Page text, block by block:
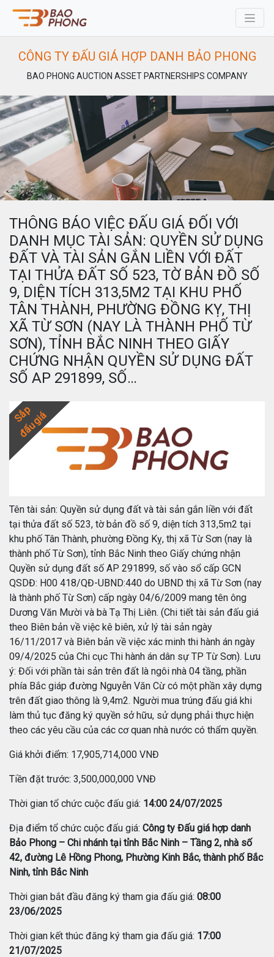
CÔNG TY ĐẤU GIÁ HỢP DANH BẢO PHONG
BAO PHONG AUCTION ASSET PARTNERSHIPS COMPANY
THÔNG BÁO VIỆC ĐẤU GIÁ ĐỐI VỚI
DANH MỤC TÀI SẢN: QUYỀN SỬ DỤNG
ĐẤT VÀ TÀI SẢN GẮN LIỀN VỚI ĐẤT
TẠI THỬA ĐẤT SỐ 523, TỜ BẢN ĐỒ SỐ
9, DIỆN TÍCH 313,5M2 TẠI KHU PHỐ
TÂN THÀNH, PHƯỜNG ĐỒNG KỴ, THỊ
XÃ TỪ SƠN (NAY LÀ THÀNH PHỐ TỪ
SƠN), TỈNH BẮC NINH THEO GIẤY
CHỨNG NHẬN QUYỀN SỬ DỤNG ĐẤT
SỐ AP 291899, SỐ…
Sắp
đấu giá
Tên tài sản: Quyền sử dụng đất và tài sản gắn liền với đất
tại thửa đất số 523, tờ bản đồ số 9, diện tích 313,5m2 tại
khu phố Tân Thành, phường Đồng Kỵ, thị xã Từ Sơn (nay là
thành phố Từ Sơn), tỉnh Bắc Ninh theo Giấy chứng nhận
Quyền sử dụng đất số AP 291899, số vào sổ cấp GCN
QSDĐ: H00 418/QĐ-UBND:440 do UBND thị xã Từ Sơn (nay
là thành phố Từ Sơn) cấp ngày 04/6/2009 mang tên ông
Dương Văn Mười và bà Tạ Thị Liên. (Chi tiết tài sản đấu giá
theo Biên bản về việc kê biên, xử lý tài sản ngày
16/11/2017 và Biên bản về việc xác minh thi hành án ngày
09/4/2025 của Chi cục Thi hành án dân sự TP Từ Sơn). Lưu
ý: Đối với phần tài sản trên đất là ngôi nhà 04 tầng, phần
phía Bắc giáp đường Nguyễn Văn Cừ có một phần xây dựng
trên đất giao thông là 9,4m2. Người mua trúng đấu giá khi
làm thủ tục đăng ký quyền sở hữu, sử dụng phải thực hiện
theo các yêu cầu của các cơ quan nhà nước có thẩm quyền.
Giá khởi điểm: 17,905,714,000 VNĐ
Tiền đặt trước: 3,500,000,000 VNĐ
Thời gian tổ chức cuộc đấu giá: 14:00 24/07/2025
Địa điểm tổ chức cuộc đấu giá: Công ty Đấu giá hợp danh
Bảo Phong – Chi nhánh tại tỉnh Bắc Ninh – Tầng 2, nhà số
42, đường Lê Hồng Phong, Phường Kinh Bắc, thành phố Bắc
Ninh, tỉnh Bắc Ninh
Thời gian bắt đầu đăng ký tham gia đấu giá: 08:00
23/06/2025
Thời gian kết thúc đăng ký tham gia đấu giá: 17:00
21/07/2025